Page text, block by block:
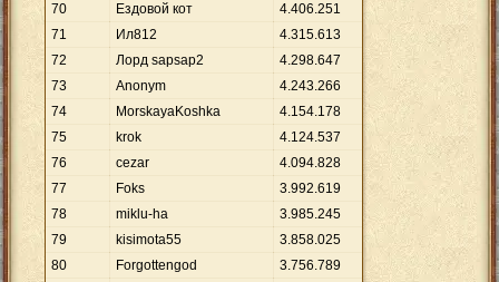
70
Ездовой кот 4.406.251
71
Ил812 4.315.613
72
Лорд sapsap2 4.298.647
73
Anonym 4.243.266
74
MorskayaKoshka 4.154.178
75
krok 4.124.537
76
сezar 4.094.828
77
Foks 3.992.619
78
miklu-ha 3.985.245
79
kisimota55 3.858.025
80
Forgottengod 3.756.789